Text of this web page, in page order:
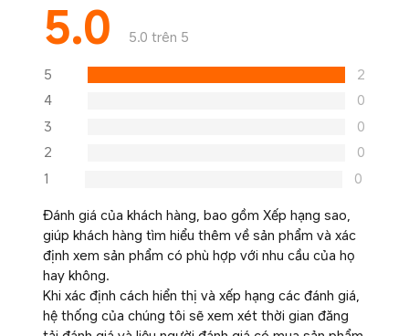
5.0 5.0 trên 5
5
2
4
0
3
0
2
0
1
0
Đánh giá của khách hàng, bao gồm Xếp hạng sao,
giúp khách hàng tìm hiểu thêm về sản phẩm và xác
định xem sản phẩm có phù hợp với nhu cầu của họ
hay không.
Khi xác định cách hiển thị và xếp hạng các đánh giá,
hệ thống của chúng tôi sẽ xem xét thời gian đăng